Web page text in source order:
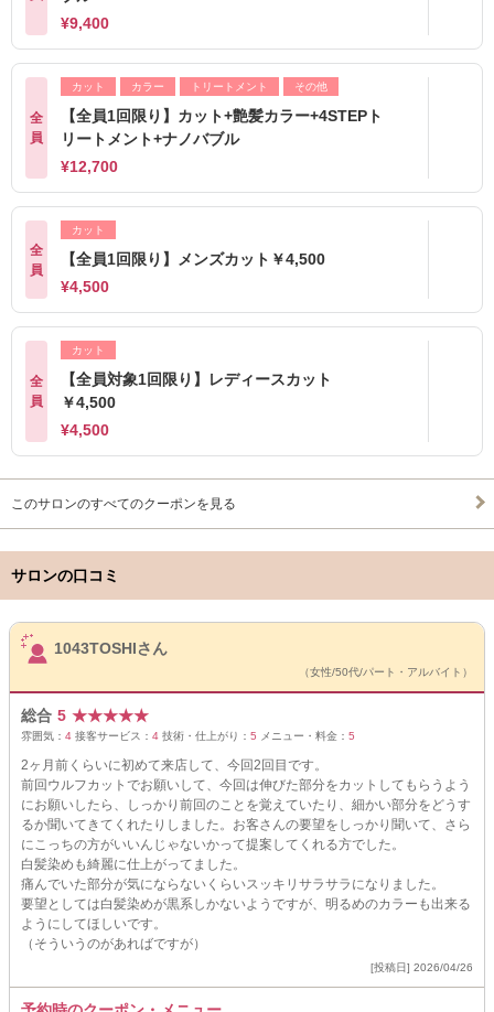
¥9,400
全
員
カット カラー トリートメント その他
【全員1回限り】カット+艶髪カラー+4STEPト
リートメント+ナノバブル
¥12,700
全
員
カット
【全員1回限り】メンズカット￥4,500
¥4,500
全
員
カット
【全員対象1回限り】レディースカット
￥4,500
¥4,500
このサロンのすべてのクーポンを見る
サロンの口コミ
サロンPick Up
1043TOSHIさん
（女性/50代/パート・アルバイト）
総合 5 ★★★★★
雰囲気： 4 接客サービス： 4 技術・仕上がり： 5 メニュー・料金： 5
2ヶ月前くらいに初めて来店して、今回2回目です。
前回ウルフカットでお願いして、今回は伸びた部分をカットしてもらうよう
にお願いしたら、しっかり前回のことを覚えていたり、細かい部分をどうす
るか聞いてきてくれたりしました。お客さんの要望をしっかり聞いて、さら
にこっちの方がいいんじゃないかって提案してくれる方でした。
白髪染めも綺麗に仕上がってました。
痛んでいた部分が気にならないくらいスッキリサラサラになりました。
要望としては白髪染めが黒系しかないようですが、明るめのカラーも出来る
ようにしてほしいです。
（そういうのがあればですが）
[投稿日] 2026/04/26